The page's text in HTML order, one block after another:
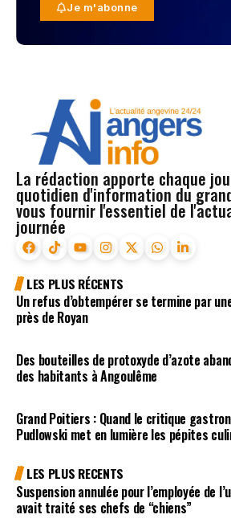
Je m'abonne
La rédaction apporte chaque
quotidien d'information du
vous fournir l'essentiel de
journée
LES PLUS RÉCENTS
Un refus d’obtempérer se termine par
près de Royan
Des bouteilles de protoxyde d’azote
des habitants à Angoulême
Grand Poitiers : Quand le critique
Pudlowski met en lumière les pépites
LES PLUS RECENTS
Suspension annulée pour l’employée de
avait traité ses chefs de “chiens”